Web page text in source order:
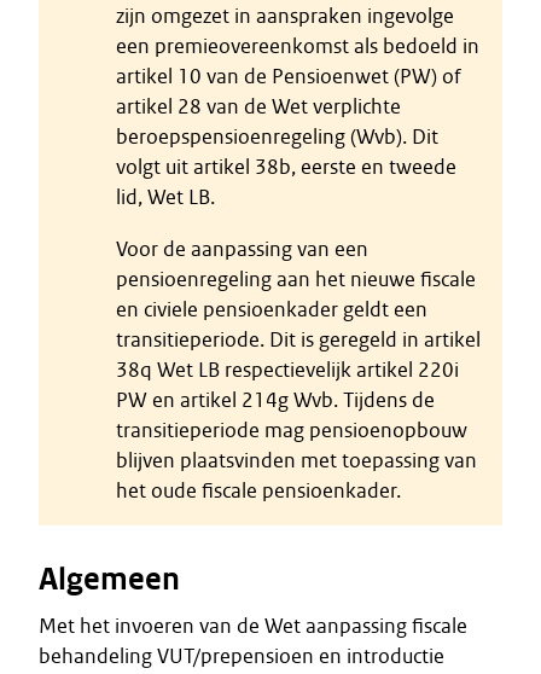
zijn omgezet in aanspraken ingevolge
een premieovereenkomst als bedoeld in
artikel 10 van de Pensioenwet (PW) of
artikel 28 van de Wet verplichte
beroepspensioenregeling (Wvb). Dit
volgt uit artikel 38b, eerste en tweede
lid, Wet LB.
Voor de aanpassing van een
pensioenregeling aan het nieuwe fiscale
en civiele pensioenkader geldt een
transitieperiode. Dit is geregeld in artikel
38q Wet LB respectievelijk artikel 220i
PW en artikel 214g Wvb. Tijdens de
transitieperiode mag pensioenopbouw
blijven plaatsvinden met toepassing van
het oude fiscale pensioenkader.
Algemeen
Met het invoeren van de Wet aanpassing fiscale
behandeling VUT/prepensioen en introductie